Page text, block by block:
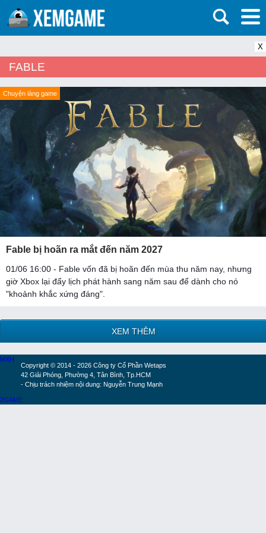
X
FABLE
Chuyện làng game
Fable bị hoãn ra mắt đến năm 2027
01/06 16:00 - Fable vốn đã bị hoãn đến mùa thu năm nay, nhưng
giờ Xbox lại đẩy lịch phát hành sang năm sau để dành cho nó
"khoảnh khắc xứng đáng".
XEM THÊM
Copyright © 2014 - 2026 Công ty Cổ Phần Wetaps
42 Giải Phóng, Phường 4, Tân Bình, Tp.HCM
- Chịu trách nhiệm nội dung: Nguyễn Trung Mạnh
MXH
2GAME